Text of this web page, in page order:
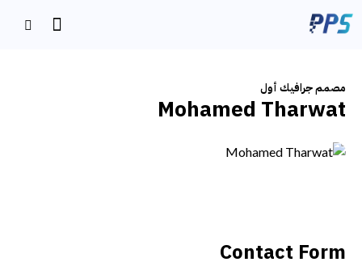
مصمم جرافيك أول
Mohamed Tharwat
Contact Form